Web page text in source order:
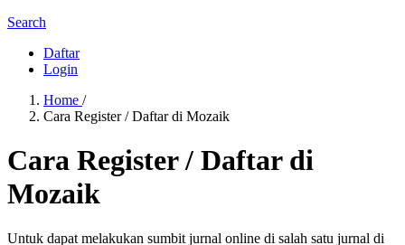
Search
Daftar
Login
Home /
Cara Register / Daftar di Mozaik
Cara Register / Daftar di
Mozaik
Untuk dapat melakukan sumbit jurnal online di salah satu jurnal di